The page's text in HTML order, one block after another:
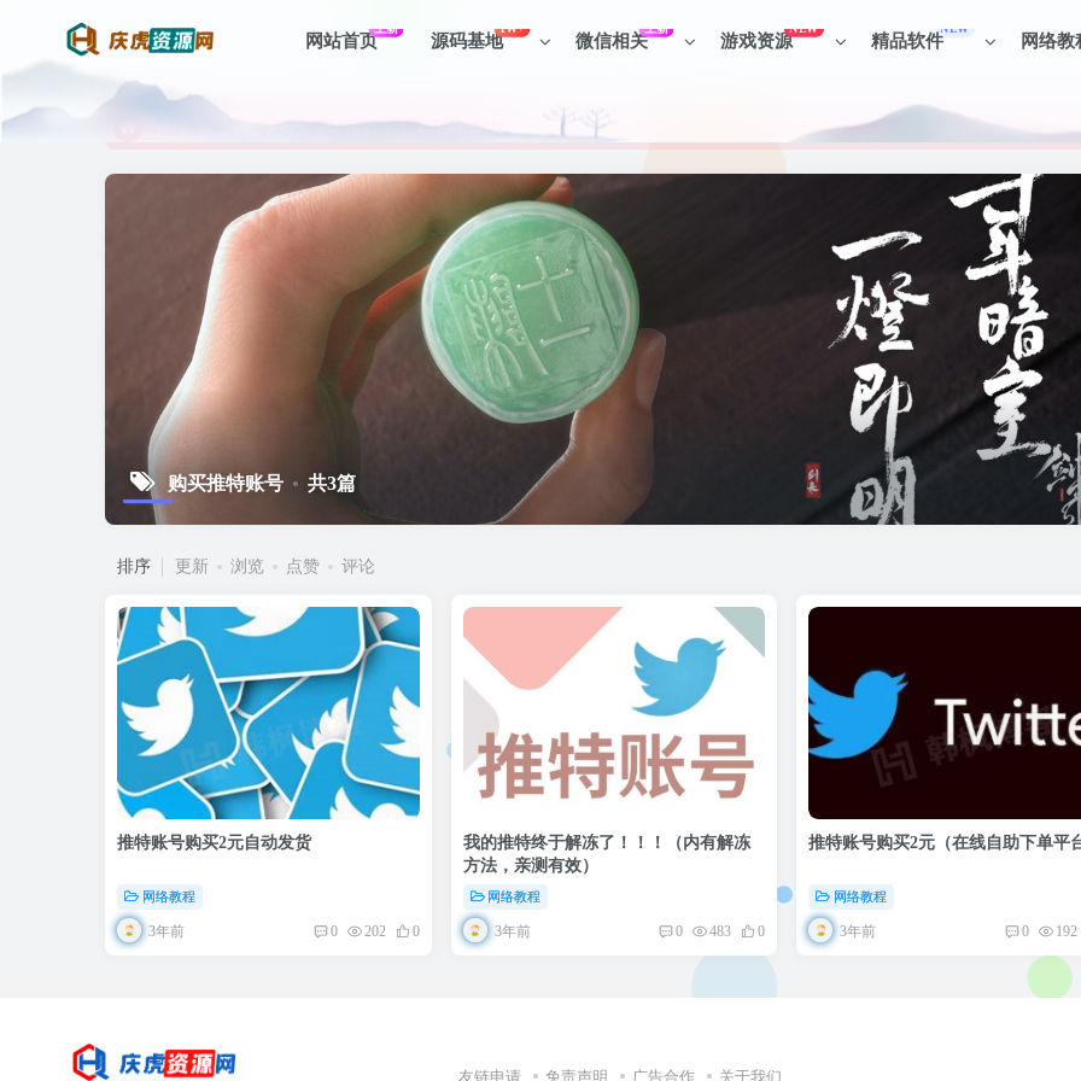
网站首页
上新
源码基地
1W+
微信相关
上新
游戏资源
NEW
精品软件
NEW
网络教
资深资源站，每天实时更新，海量资源一网打尽。
【启明网】找项目 + 低成本创业 + 减少信息差 + 见识各种项目 + 提升网创认知。
资深资源站，每天实时更新，海量资源一网打尽。
购买推特账号 共3篇
排序 更新 浏览 点赞 评论
推特账号购买2元自动发货
网络教程
3年前 0 202 0
我的推特终于解冻了！！！（内有解冻
方法，亲测有效）
网络教程
3年前 0 483 0
推特账号购买2元（在线自助下单平
网络教程
3年前 0 192
友链申请 免责声明 广告合作 关于我们